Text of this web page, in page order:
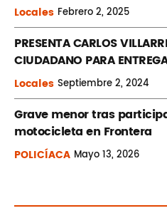
Locales Febrero2, 2025
PRESENTA CARLOS
CIUDADANO PARA
Locales Septiembre2, 2024
Grave menor tras
motocicleta en Frontera
POLICÍACA Mayo13, 2026